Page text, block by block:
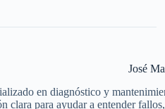
José
en diagnóstico y
clara para ayudar a entender